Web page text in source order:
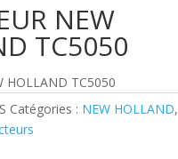
NEW
TC5050
HOLLAND TC5050
Catégories : NEW HOLLAND,